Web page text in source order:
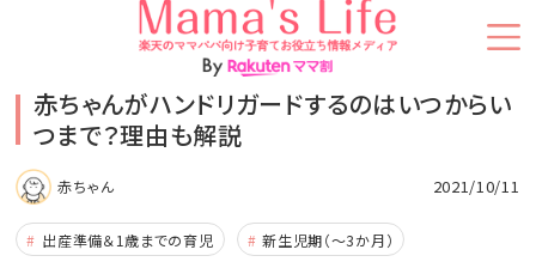
赤ちゃんがハンドリガードするのはいつからい
つまで？理由も解説
赤ちゃん 2021/10/11
出産準備＆1歳までの育児 新生児期（～3か月）